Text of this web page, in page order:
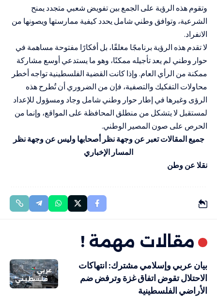
وتقوم هذه الرؤية على الجمع بين تفويض شعبي متجدد يمنح
الشرعية، وتوافق وطني شامل يحدد كيفية ممارستها ويصونها من
الانفراد.
لا تقدم هذه الرؤية برنامجًا مغلقًا، بل أفكارًا مفتوحة مساهمة في
حوار وطني لم يعد تأجيله ممكنًا، وهو ما يستدعي أوسع مشاركة
ممكنة من الرأي العام. وإذا كانت القضية الفلسطينية تواجه أخطر
محاولات التفكيك والتصفية، فإن من الضروري أن تُطرح هذه
الرؤى وغيرها في إطار حوار وطني شامل وجاد ومسؤول للإعداد
لمستقبل لا يتشكل من منطلق المحافظة على المواقع، وإنما من
الحرص على صون المصير الوطني.
جميع المقالات تعبر عن وجهة نظر أصحابها وليس عن وجهة نظر
المسار الإخباري
نقلا عن وطن
مقالات مهمة !
عربي
فلسطيني
بيان عربي وإسلامي مشترك: انتهاكات
الاحتلال تقوض اتفاق غزة وترفض ضم
الأراضي الفلسطينية